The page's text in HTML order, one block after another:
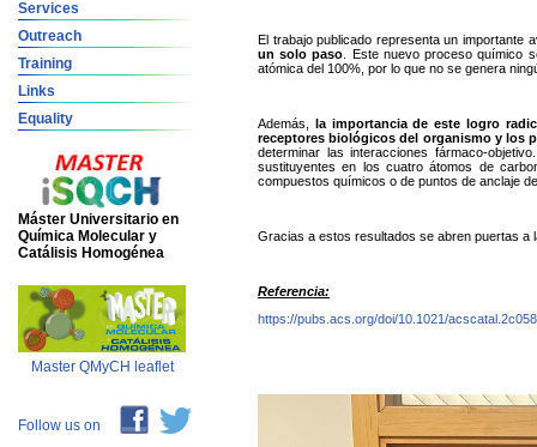
Services
Outreach
Training
Links
Equality
Máster Universitario en
Química Molecular y
Catálisis Homogénea
Master QMyCH leaflet
Follow us on
El trabajo publicado representa un
un solo paso . Este nuevo proceso químico
atómica del 100%, por lo que no se genera
Además, la importancia de este logro
receptores biológicos del organismo y los
determinar las interacciones fármaco-
sustituyentes en los cuatro átomos de
compuestos químicos o de puntos de anclaje
Gracias a estos resultados se abren puertas a
Referencia:
https://pubs.acs.org/doi/10.1021/